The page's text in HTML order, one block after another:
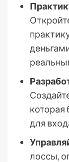
которая
для
лоссы,